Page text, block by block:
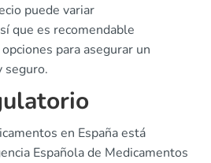
puede variar
que es recomendable
para asegurar un
seguro.
en España está
Española de Medicamentos